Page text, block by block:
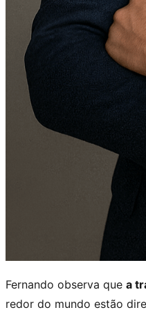
Fernando observa que a
redor do mundo estão